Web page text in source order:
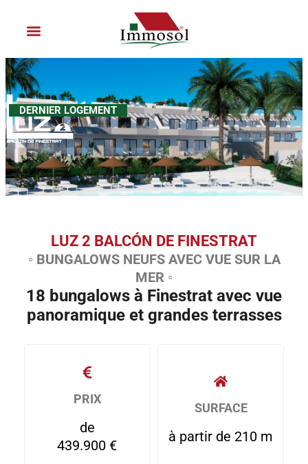
contenu
DERNIER LOGEMENT
LUZ 2 BALCÓN DE FINESTRAT
◦ BUNGALOWS NEUFS AVEC VUE SUR LA
MER ◦
18 bungalows à Finestrat avec vue
panoramique et grandes terrasses
PRIX
de
439.900 €
SURFACE
à partir de 210 m